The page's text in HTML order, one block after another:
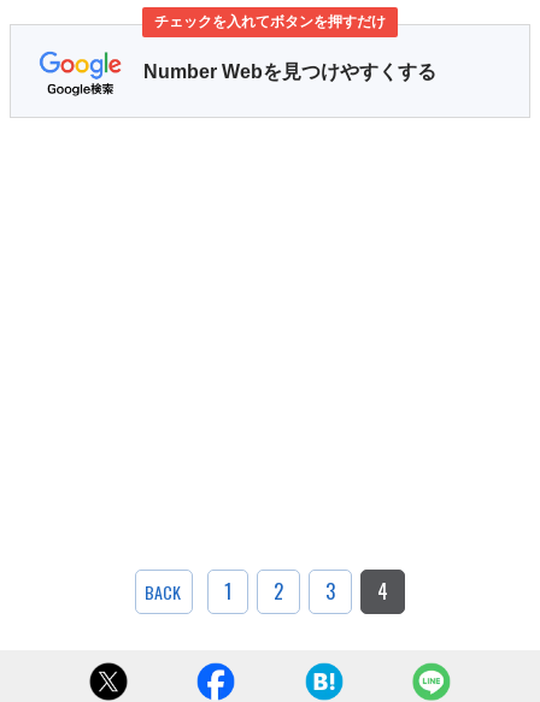
チェックを入れてボタンを押すだけ
Number Webを見つけやすくする
BACK 1 2 3 4